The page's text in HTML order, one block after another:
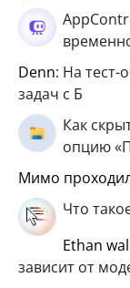
Denn: На тест-
задач с Б
Как
опцию
мимо
Что
ethan
зависит от